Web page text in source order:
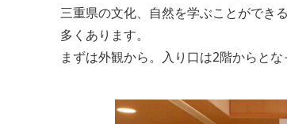
三重県の文化、自然を学ぶことができ
多くあります。
まずは外観から。入り口は2階からとな